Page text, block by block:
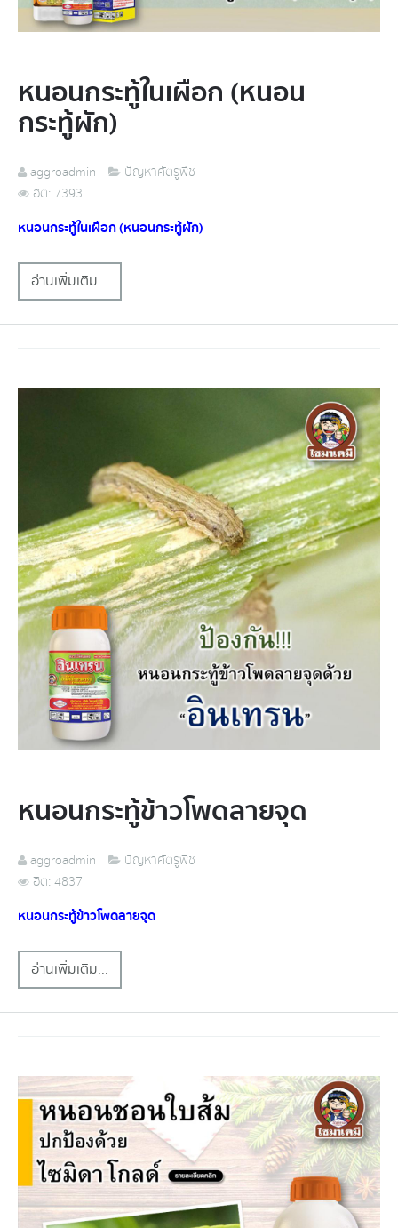
หนอนกระทู้ในเผือก (หนอน
กระทู้ผัก)
aggroadmin
ปัญหาศัตรูพืช
ฮิต: 7393
หนอนกระทู้ในเผือก (หนอนกระทู้ผัก)
อ่านเพิ่มเติม...
หนอนกระทู้​ข้าวโพด​ลา​ยจุด​
aggroadmin
ปัญหาศัตรูพืช
ฮิต: 4837
หนอนกระทู้​ข้าวโพด​ลา​ยจุด​
อ่านเพิ่มเติม...